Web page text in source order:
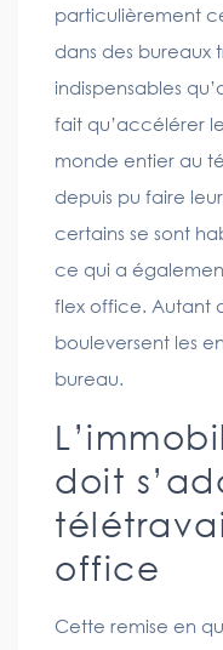
particulièrement
dans des bureaux
indispensables
fait qu’accélérer
monde entier au
depuis pu faire
certains se sont
ce qui a
flex office. Autant
bouleversent les
bureau.
doit
office
Cette remise en